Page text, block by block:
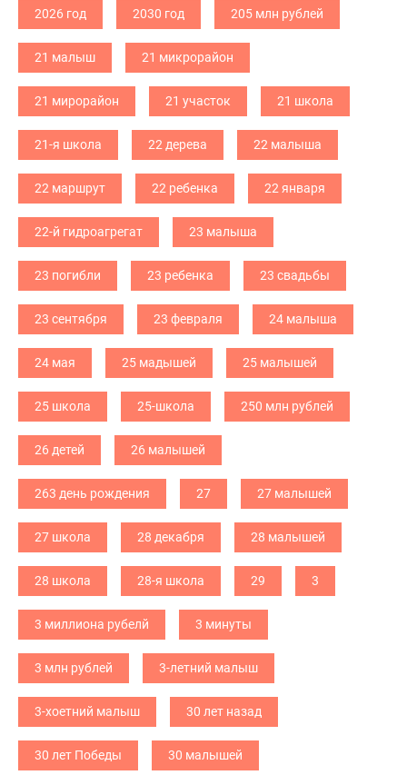
2026 год 2030 год 205 млн рублей
21 малыш 21 микрорайон
21 мирорайон 21 участок 21 школа
21-я школа 22 дерева 22 малыша
22 маршрут 22 ребенка 22 января
22-й гидроагрегат 23 малыша
23 погибли 23 ребенка 23 свадьбы
23 сентября 23 февраля 24 малыша
24 мая 25 мадышей 25 малышей
25 школа 25-школа 250 млн рублей
26 детей 26 малышей
263 день рождения 27 27 малышей
27 школа 28 декабря 28 малышей
28 школа 28-я школа 29 3
3 миллиона рубелй 3 минуты
3 млн рублей 3-летний малыш
3-хоетний малыш 30 лет назад
30 лет Победы 30 малышей